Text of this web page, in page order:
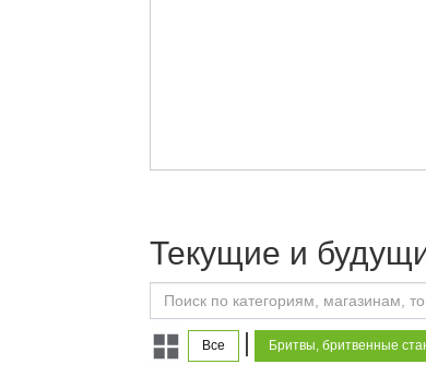
Текущие и
Все | Бритвы, бритвенные